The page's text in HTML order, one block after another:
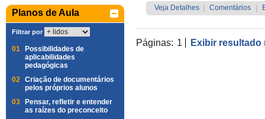
Planos de Aula
Filtrar por
01
Possibilidades de
aplicabilidades
pedagógicas
02 Criação de documentários
pelos próprios alunos
03
Pensar, refletir e entender
as raízes do preconceito
Veja Detalhes Comentários
Páginas: 1 Exibir resultado